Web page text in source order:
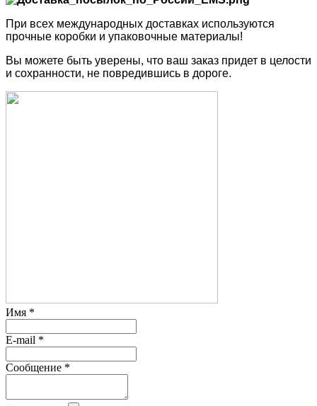
При всех международных доставках используются
прочные коробки и упаковочные материалы!
Вы можете быть уверены, что ваш заказ придет в целости
и сохранности, не повредившись в дороге.
Имя *
E-mail *
Сообщение *